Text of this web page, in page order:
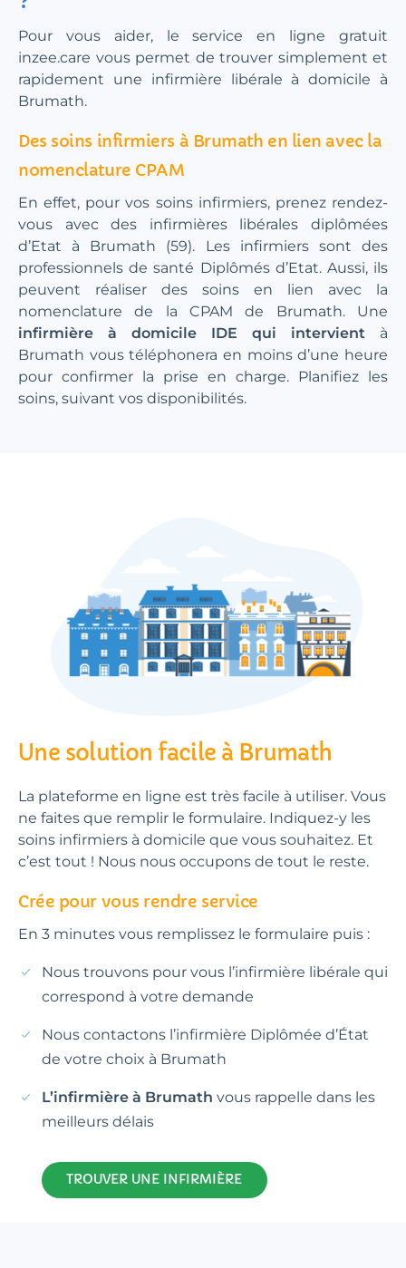
Pour vous aider, le service en ligne gratuit
inzee.care vous permet de trouver simplement et
rapidement une infirmière libérale à domicile à
Brumath.
Des soins infirmiers à Brumath en lien avec la
nomenclature CPAM
En effet, pour vos soins infirmiers, prenez rendez-
vous avec des infirmières libérales diplômées
d’Etat à Brumath (59). Les infirmiers sont des
professionnels de santé Diplômés d’Etat. Aussi, ils
peuvent réaliser des soins en lien avec la
nomenclature de la CPAM de Brumath. Une
infirmière à domicile IDE qui intervient à
Brumath vous téléphonera en moins d’une heure
pour confirmer la prise en charge. Planifiez les
soins, suivant vos disponibilités.
Une solution facile à Brumath
La plateforme en ligne est très facile à utiliser. Vous
ne faites que remplir le formulaire. Indiquez-y les
soins infirmiers à domicile que vous souhaitez. Et
c’est tout ! Nous nous occupons de tout le reste.
Crée pour vous rendre service
En 3 minutes vous remplissez le formulaire puis :
Nous trouvons pour vous l’infirmière libérale qui
correspond à votre demande
Nous contactons l’infirmière Diplômée d’État
de votre choix à Brumath
L’infirmière à Brumath vous rappelle dans les
meilleurs délais
TROUVER UNE INFIRMIÈRE